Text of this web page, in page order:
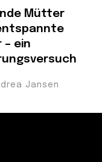
Mütter
– ein
Jansen